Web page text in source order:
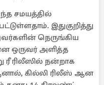
சமயத்தில்
இதுகுறித்து
நெருங்கிய
ஒருவர் அளித்த
ரீ ரிலீஸில் நன்றாக
கில்லி ரிலீஸ் ஆன